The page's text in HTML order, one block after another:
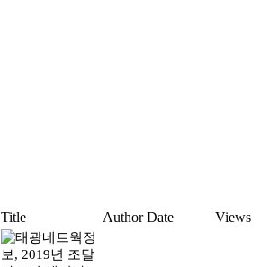
Title Author Date Views